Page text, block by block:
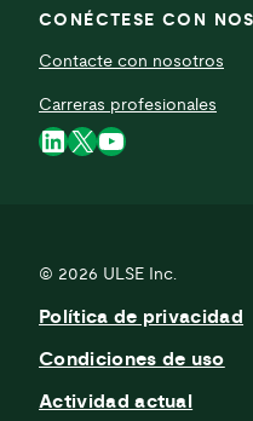
CONÉCTESE CON
Contacte con nosotros
Carreras profesionales
LinkedIn
X YouTube
© 2026 ULSE Inc.
Política de privacidad
Condiciones de uso
Actividad actual